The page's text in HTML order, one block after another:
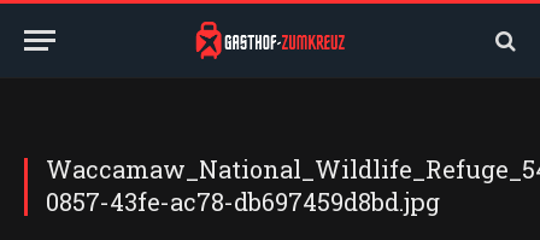
0857-43fe-ac78-db697459d8bd.jpg